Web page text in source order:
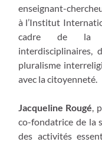
enseignant-
à l’Institut
cadre de la
interdisciplinaires,
pluralisme
avec la citoyenneté.
Jacqueline Rougé ,
co-fondatrice de la
des activités